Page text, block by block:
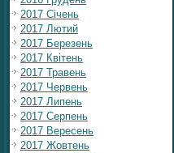
2017 Січень
2017 Лютий
2017 Березень
2017 Квітень
2017 Травень
2017 Червень
2017 Липень
2017 Серпень
2017 Вересень
2017 Жовтень